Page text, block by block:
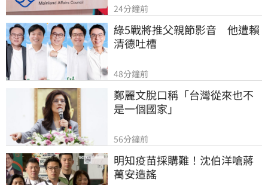
24分鐘前
綠5戰將推父親節影音　他遭賴
清德吐槽
48分鐘前
鄭麗文脫口稱「台灣從來也不
是一個國家」
56分鐘前
明知疫苗採購難！沈伯洋嗆蔣
萬安造謠